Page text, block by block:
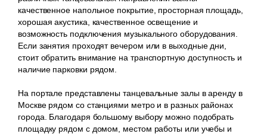
качественное напольное покрытие, просторная площадь,
хорошая акустика, качественное освещение и
возможность подключения музыкального оборудования.
Если занятия проходят вечером или в выходные дни,
стоит обратить внимание на транспортную доступность и
наличие парковки рядом.
На портале представлены танцевальные залы в аренду в
Москве рядом со станциями метро и в разных районах
города. Благодаря большому выбору можно подобрать
площадку рядом с домом, местом работы или учебы и